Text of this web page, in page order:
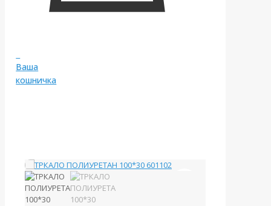
Ваша
кошничка